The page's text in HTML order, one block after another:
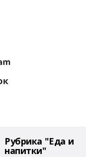
Рубрика "Еда и
напитки"